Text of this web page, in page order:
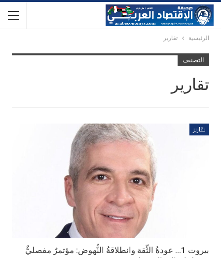
الرئيسية تقارير
التصنيف
تقارير
تقارير
بيروت 1… عودةُ الثِّقة وانطلاقةُ النُّهوض: مؤتمرٌ مفصليٌّ